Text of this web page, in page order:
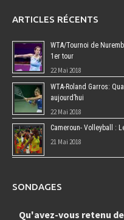
ARTICLES RÉCENTS
WTA/Tournoi de
1er tour
22 Mai 2018
WTA-Roland Garros:
aujourd’hui
22 Mai 2018
Cameroun- Volleyball :
21 Mai 2018
SONDAGES
Qu'avez-vous retenu